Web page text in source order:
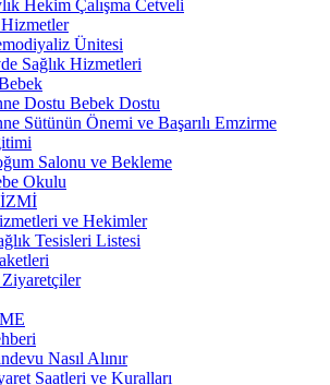
Hekim Çalışma Cetveli
Ünitesi
Sağlık Hizmetleri
Dostu Bebek Dostu
Sütünün Önemi ve Başarılı Emzirme
Salonu ve Bekleme
Okulu
ve Hekimler
Tesisleri Listesi
Nasıl Alınır
Saatleri ve Kuralları